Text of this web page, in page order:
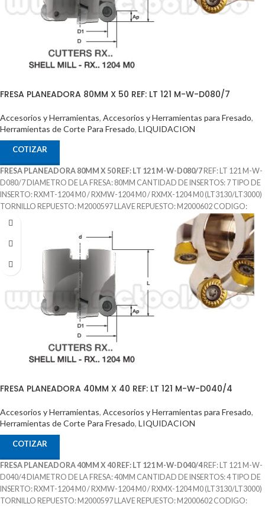
FRESA PLANEADORA 80MM X 50 REF: LT 121 M-W-D080/7
Accesorios y Herramientas, Accesorios y Herramientas para Fresado,
Herramientas de Corte Para Fresado, LIQUIDACION
COTIZAR
FRESA PLANEADORA 80MM X 50 REF: LT 121 M-W-D080/7 REF: LT 121 M-W-
D080/7 DIAMETRO DE LA FRESA: 80MM CANTIDAD DE INSERTOS: 7 TIPO DE
INSERTO: RXMT-1204 M0 / RXMW-1204 M0 / RXMX-1204 M0 (LT3130/LT3000)
TORNILLO REPUESTO: M2000597 LLAVE REPUESTO: M2000602 CODIGO:
M2001861 MARCA: LAMINA
FRESA PLANEADORA 40MM X 40 REF: LT 121 M-W-D040/4
Accesorios y Herramientas, Accesorios y Herramientas para Fresado,
Herramientas de Corte Para Fresado, LIQUIDACION
COTIZAR
FRESA PLANEADORA 40MM X 40 REF: LT 121 M-W-D040/4REF: LT 121 M-W-
D040/4 DIAMETRO DE LA FRESA: 40MM CANTIDAD DE INSERTOS: 4 TIPO DE
INSERTO: RXMT-1204 M0 / RXMW-1204 M0 / RXMX-1204 M0 (LT3130/LT3000)
TORNILLO REPUESTO: M2000597 LLAVE REPUESTO: M2000602 CODIGO: